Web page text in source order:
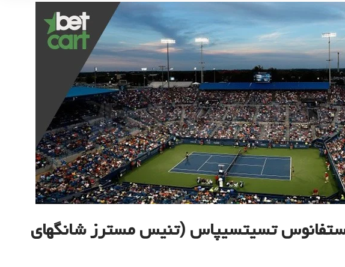
تسیتسیپاس (تنیس مسترز شانگهای